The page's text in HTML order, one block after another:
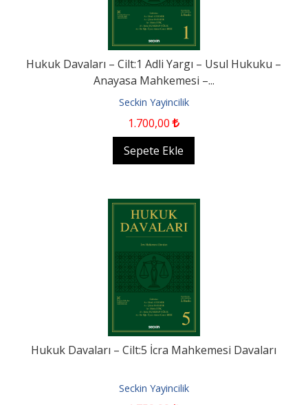
Hukuk Davaları – Cilt:1 Adli Yargı – Usul Hukuku –
Anayasa Mahkemesi –...
Seckin Yayincilik
1.700,00
Sepete Ekle
Hukuk Davaları – Cilt:5 İcra Mahkemesi Davaları
Seckin Yayincilik